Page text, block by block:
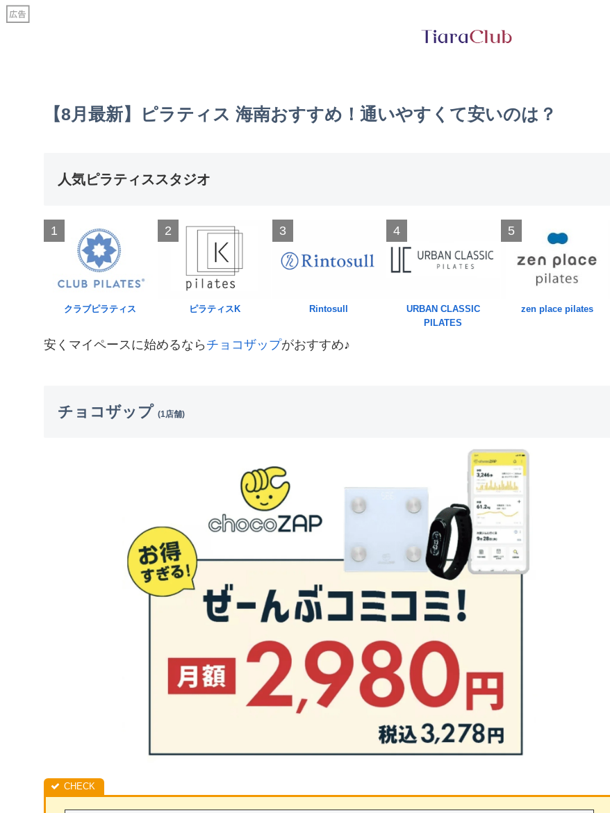
【8月最新】ピラティス 海南おすすめ！通いやすくて安いのは？
人気ピラティススタジオ
1
クラブピラティス
2
ピラティスK
3
Rintosull
4
URBAN CLASSIC
PILATES
5
zen place pilates
安くマイペースに始めるなら チョコザップがおすすめ♪
チョコザップ (1店舗)